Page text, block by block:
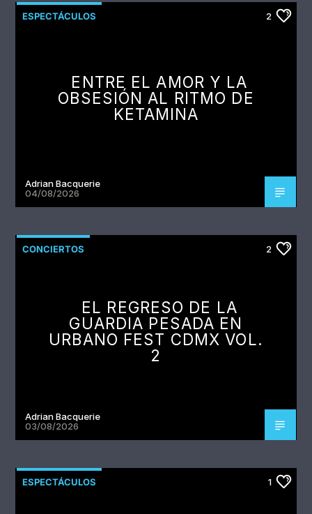
ESPECTÁCULOS 2
ENTRE EL AMOR Y LA
OBSESIÓN AL RITMO DE
KETAMINA
Adrian Bacquerie
04/08/2026
CONCIERTOS 2
EL REGRESO DE LA
GUARDIA PESADA EN
URBANO FEST CDMX VOL.
2
Adrian Bacquerie
03/08/2026
ESPECTÁCULOS 1